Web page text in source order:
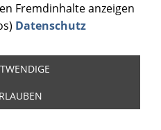
Fremdinhalte anzeigen
Datenschutz